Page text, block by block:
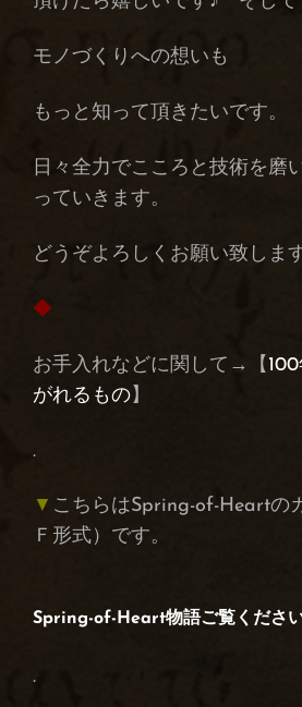
モノづくりへの想いも
もっと知って頂きたいです。
日々全力でこころと技術を磨
っていきます。
どうぞよろしくお願い致します
◆
お手入れなどに関して→【
がれるもの】
.
▼ こちらはSpring-of-Heartの
Ｆ形式）です。
Spring-of-Heart物語ご覧くださ
.